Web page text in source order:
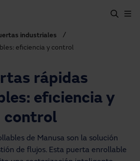
industriales
eficiencia y control
rápidas
eficiencia y
control
de Manusa son la solución
de flujos. Esta puerta enrollable